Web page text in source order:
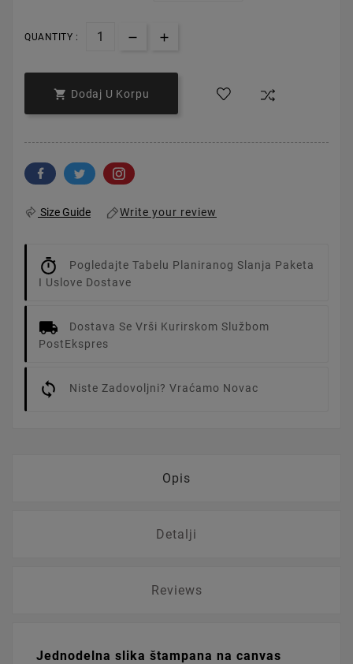
QUANTITY :
 Dodaj U Korpu
Size Guide Write your review
Pogledajte Tabelu Planiranog Slanja Paketa
I Uslove Dostave
Dostava Se Vrši Kurirskom Službom
PostEkspres
Niste Zadovoljni? Vraćamo Novac
Opis
Detalji
Reviews
Jednodelna slika štampana na canvas